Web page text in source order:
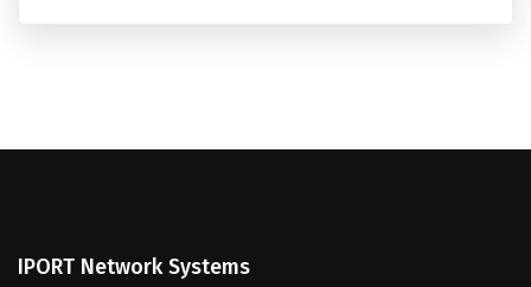
IPORT Network Systems